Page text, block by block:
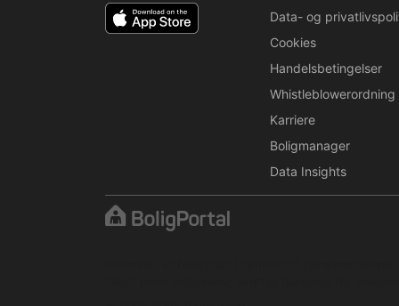
Data- og
Cookies
Handelsbetingelser
Whistleblowerordning
Karriere
Boligmanager
Data Insights